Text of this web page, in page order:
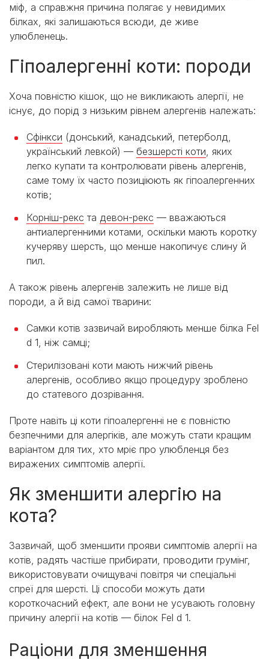
міф, а справжня причина полягає у невидимих
білках, які залишаються всюди, де живе
улюбленець.
Гіпоалергенні коти: породи
Хоча повністю кішок, що не викликають алергії, не
існує, до порід з низьким рівнем алергенів належать:
Сфінкси (донський, канадський, петерболд,
український левкой) — безшерсті коти, яких
легко купати та контролювати рівень алергенів,
саме тому їх часто позиціюють як гіпоалергенних
котів;
Корніш-рекс та девон-рекс — вважаються
антиалергенними котами, оскільки мають коротку
кучеряву шерсть, що менше накопичує слину й
пил.
А також рівень алергенів залежить не лише від
породи, а й від самої тварини:
Самки котів зазвичай виробляють менше білка Fel
d 1, ніж самці;
Стерилізовані коти мають нижчий рівень
алергенів, особливо якщо процедуру зроблено
до статевого дозрівання.
Проте навіть ці коти гіпоалергенні не є повністю
безпечними для алергіків, але можуть стати кращим
варіантом для тих, хто мріє про улюбленця без
виражених симптомів алергії.
Як зменшити алергію на
кота?
Зазвичай, щоб зменшити прояви симптомів алергії на
котів, радять частіше прибирати, проводити грумінг,
використовувати очищувачі повітря чи спеціальні
спреї для шерсті. Ці способи можуть дати
короткочасний ефект, але вони не усувають головну
причину алергії на котів — білок Fel d 1.
Раціони для зменшення